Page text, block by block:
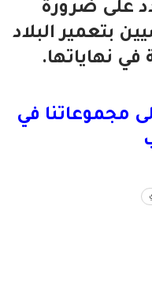
على ضرورة
بتعمير البلاد
في نهاياتها.
مجموعاتنا في